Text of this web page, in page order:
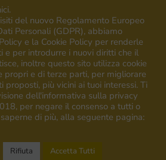
ai sensi del regolamento UE n.1308/13
according to EU regulation n.1308/13
del nuovo Regolamento Europeo
Personali (GDPR), abbiamo
e la Cookie Policy per renderle
e per introdurre i nuovi diritti che il
inoltre questo sito utilizza cookie
propri e di terze parti, per migliorare
proposti, più vicini ai tuoi interessi. Ti
dell'informativa sulla privacy
per negare il consenso a tutti o
di più, alla seguente pagina:
Rifiuta Accetta Tutti